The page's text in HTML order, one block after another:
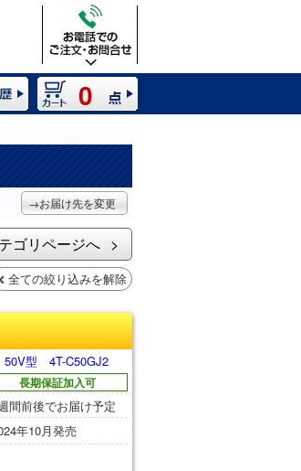
0
→お届け先を変更
ゴリページへ
全ての絞り込みを解除
型 4T-C50GJ2
長期保証加入可
間前後でお届け予定
年10月発売